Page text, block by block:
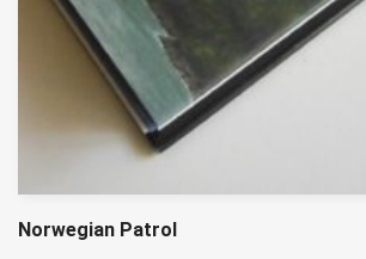
Norwegian Patrol